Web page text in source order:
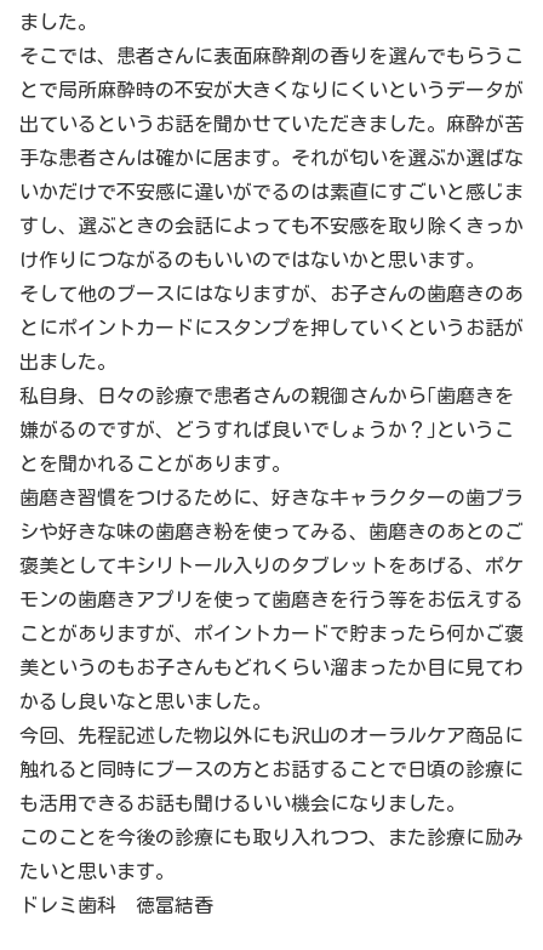
ました。
そこでは、患者さんに表面麻酔剤の香りを選んでもらうこ
とで局所麻酔時の不安が大きくなりにくいというデータが
出ているというお話を聞かせていただきました。麻酔が苦
手な患者さんは確かに居ます。それが匂いを選ぶか選ばな
いかだけで不安感に違いがでるのは素直にすごいと感じま
すし、選ぶときの会話によっても不安感を取り除くきっか
け作りにつながるのもいいのではないかと思います。
そして他のブースにはなりますが、お子さんの歯磨きのあ
とにポイントカードにスタンプを押していくというお話が
出ました。
私自身、日々の診療で患者さんの親御さんから｢歯磨きを
嫌がるのですが、どうすれば良いでしょうか？｣というこ
とを聞かれることがあります。
歯磨き習慣をつけるために、好きなキャラクターの歯ブラ
シや好きな味の歯磨き粉を使ってみる、歯磨きのあとのご
褒美としてキシリトール入りのタブレットをあげる、ポケ
モンの歯磨きアプリを使って歯磨きを行う等をお伝えする
ことがありますが、ポイントカードで貯まったら何かご褒
美というのもお子さんもどれくらい溜まったか目に見てわ
かるし良いなと思いました。
今回、先程記述した物以外にも沢山のオーラルケア商品に
触れると同時にブースの方とお話することで日頃の診療に
も活用できるお話も聞けるいい機会になりました。
このことを今後の診療にも取り入れつつ、また診療に励み
たいと思います。
ドレミ歯科 徳冨結香